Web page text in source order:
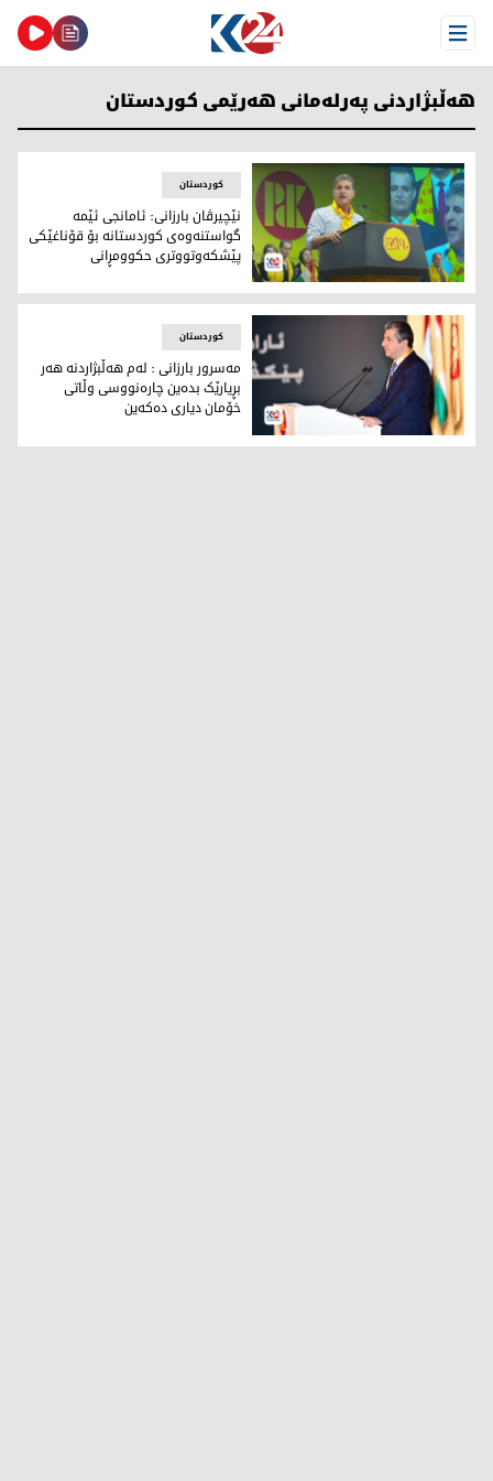
Open Menu
هەڵبژاردنی پەرلەمانی هەرێمی کوردستان
نێچیرڤان بارزانی، جێگری سەرۆکی پارتی
کوردستان
نێچیرڤان بارزانی: ئامانجی ئێمە
گواستنەوەی کوردستانە بۆ قۆناغێکی
پێشکەوتووتری حکوومڕانی
مەسرور بارزانی جێگری سەرۆکی پارتی دیموکراتی کوردستان
کوردستان
مەسرور بارزانی : لەم هەڵبژاردنە هەر
بڕیارێک بدەین چارەنووسی وڵاتی
خۆمان دیاری دەکەین